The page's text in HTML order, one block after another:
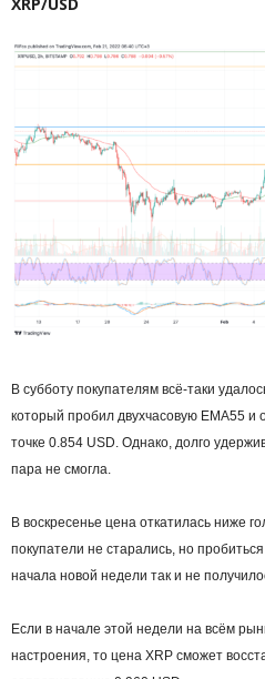
В субботу покупателям всё-таки
который пробил двухчасовую EMA55 и
точке 0.854 USD. Однако, долго
пара не смогла.
В воскресенье цена откатилась ниже
покупатели не старались, но
начала новой недели так и не
Если в начале этой недели на всём
настроения, то цена XRP сможет